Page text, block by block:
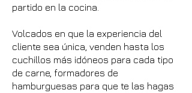
partido en la cocina.
Volcados en que la experiencia del
cliente sea única, venden hasta los
cuchillos más idóneos para cada tipo
de carne, formadores de
hamburguesas para que te las hagas